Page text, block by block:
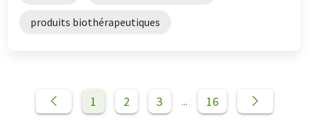
produits biothérapeutiques
1 2 3 ... 16